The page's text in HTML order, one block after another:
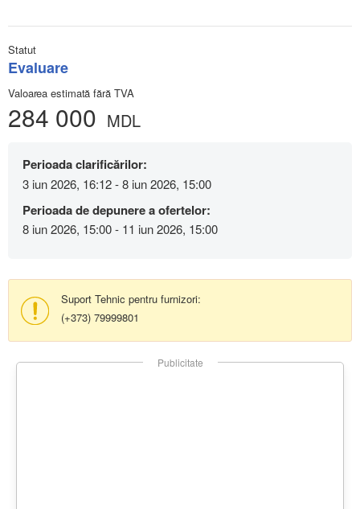
Statut
Evaluare
Valoarea estimată fără TVA
284 000 MDL
Perioada clarificărilor:
3 iun 2026, 16:12 - 8 iun 2026, 15:00
Perioada de depunere a ofertelor:
8 iun 2026, 15:00 - 11 iun 2026, 15:00
Suport Tehnic pentru furnizori:
(+373) 79999801
Publicitate